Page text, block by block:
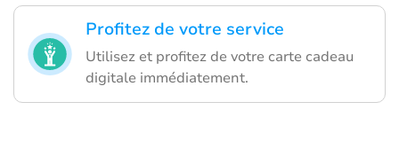
Profitez de votre service
Utilisez et profitez de votre carte cadeau
digitale immédiatement.